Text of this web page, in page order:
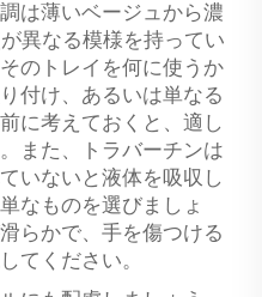
は薄いベージュから濃
異なる模様を持ってい
のトレイを何に使うか
付け、あるいは単なる
に考えておくと、適し
また、トラバーチンは
いないと液体を吸収し
なものを選びましょ
らかで、手を傷つける
てください。